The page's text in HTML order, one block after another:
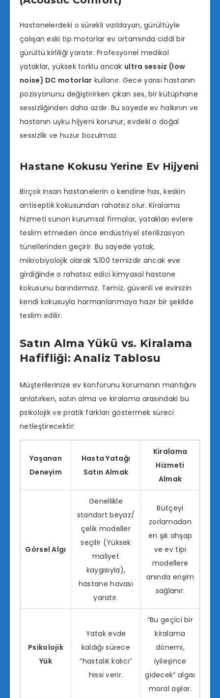
Hastanelerdeki o sürekli vızıldayan, gürültüyle
çalışan eski tip motorlar ev ortamında ciddi bir
gürültü kirliliği yaratır. Profesyonel medikal
yataklar, yüksek torklu ancak ultra sessiz (low
noise) DC motorlar kullanır. Gece yarısı hastanın
pozisyonunu değiştirirken çıkan ses, bir kütüphane
sessizliğinden daha azdır. Bu sayede ev halkının ve
hastanın uyku hijyeni korunur, evdeki o doğal
sessizlik ve huzur bozulmaz.
Hastane Kokusu Yerine Ev Hijyeni
Birçok insan hastanelerin o kendine has, keskin
antiseptik kokusundan rahatsız olur. Kiralama
hizmeti sunan kurumsal firmalar, yatakları evlere
teslim etmeden önce endüstriyel sterilizasyon
tünellerinden geçirir. Bu sayede yatak,
mikrobiyolojik olarak %100 temizdir ancak eve
girdiğinde o rahatsız edici kimyasal hastane
kokusunu barındırmaz. Temiz, güvenli ve evinizin
kendi kokusuyla harmanlanmaya hazır bir şekilde
teslim edilir.
Satın Alma Yükü vs. Kiralama
Hafifliği: Analiz Tablosu
Müşterilerinize ev konforunu korumanın mantığını
anlatırken, satın alma ve kiralama arasındaki bu
psikolojik ve pratik farkları göstermek süreci
netleştirecektir:
Yaşanan
Deneyim
Hasta Yatağı
Satın Almak
Kiralama
Hizmeti
Almak
Görsel Algı
Genellikle
standart beyaz/
çelik modeller
seçilir (Yüksek
maliyet
kaygısıyla),
hastane havası
yaratır.
Bütçeyi
zorlamadan
en şık ahşap
ve ev tipi
modellere
anında erişim
sağlanır.
Psikolojik
Yük
Yatak evde
kaldığı sürece
“hastalık kalıcı”
hissi verir.
“Bu geçici bir
kiralama
dönemi,
iyileşince
gidecek” algısı
moral aşılar.